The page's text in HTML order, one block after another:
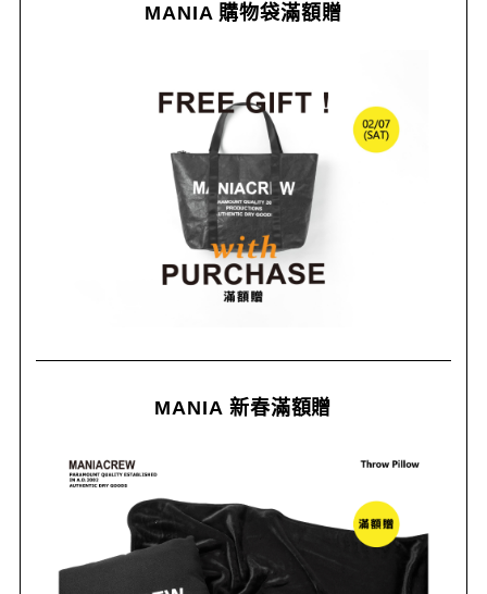
MANIA 購物袋滿額贈
MANIA 新春滿額贈